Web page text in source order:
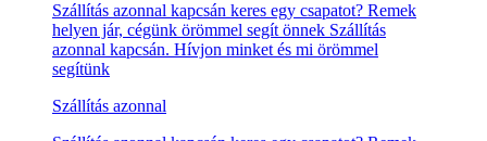
Szállítás azonnal kapcsán keres egy csapatot? Remek
helyen jár, cégünk örömmel segít önnek Szállítás
azonnal kapcsán. Hívjon minket és mi örömmel
segítünk
Szállítás azonnal